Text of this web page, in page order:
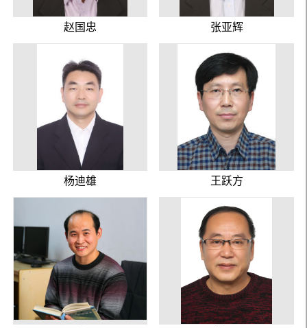
赵国忠 张亚辉
杨迪雄 王跃方